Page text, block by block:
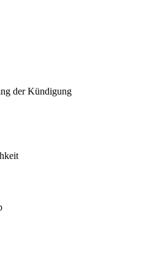
der Kündigung